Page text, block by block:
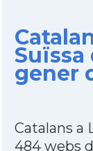
Suïssa
gener
Catalans a
484 webs